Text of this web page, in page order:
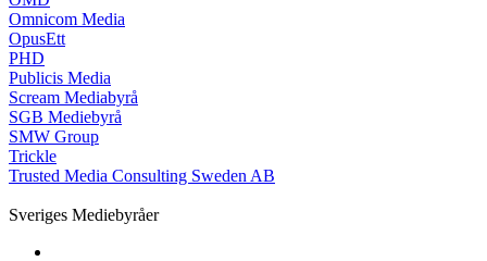
Omnicom Media
OpusEtt
PHD
Publicis Media
Scream Mediabyrå
SGB Mediebyrå
SMW Group
Trickle
Trusted Media Consulting Sweden AB
Sveriges Mediebyråer